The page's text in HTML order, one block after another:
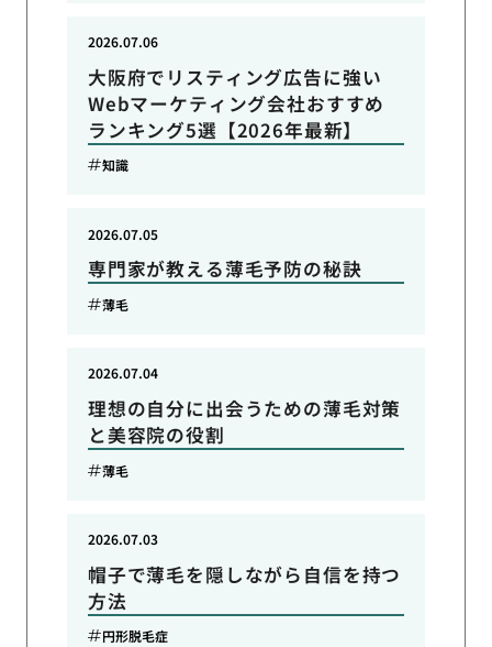
大阪府でリスティング広告に強い
Webマーケティング会社おすすめ
ランキング5選【2026年最新】
2026.07.06
知識
専門家が教える薄毛予防の秘訣
2026.07.05
薄毛
理想の自分に出会うための薄毛対策
と美容院の役割
2026.07.04
薄毛
帽子で薄毛を隠しながら自信を持つ
方法
2026.07.03
円形脱毛症